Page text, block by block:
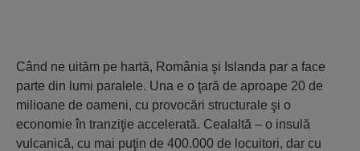
Când ne uităm pe hartă, România şi Islanda par a face
parte din lumi paralele. Una e o ţară de aproape 20 de
milioane de oameni, cu provocări structurale şi o
economie în tranziţie accelerată. Cealaltă – o insulă
vulcanică, cu mai puţin de 400.000 de locuitori, dar cu